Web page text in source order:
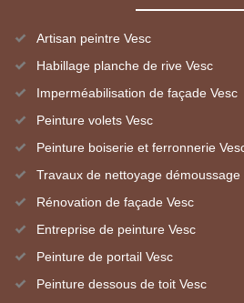
Artisan peintre Vesc
Habillage planche de rive Vesc
Imperméabilisation de façade Vesc
Peinture volets Vesc
Peinture boiserie et ferronnerie
Travaux de nettoyage
Rénovation de façade Vesc
Entreprise de peinture Vesc
Peinture de portail Vesc
Peinture dessous de toit Vesc